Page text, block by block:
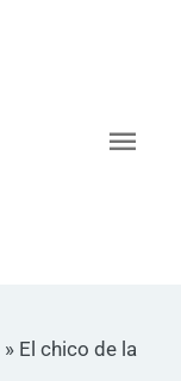
» El chico de la